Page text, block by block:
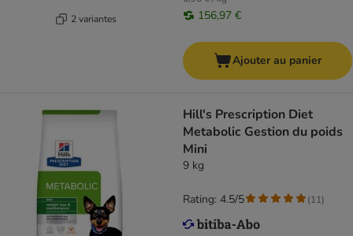
2 variantes 156,97 €
Ajouter au panier
Hill's Prescription Diet
Metabolic Gestion du poids
Mini
9 kg
Rating: 4.5/5 (11)